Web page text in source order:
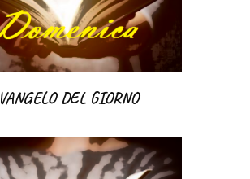
VANGELO DEL GIORNO